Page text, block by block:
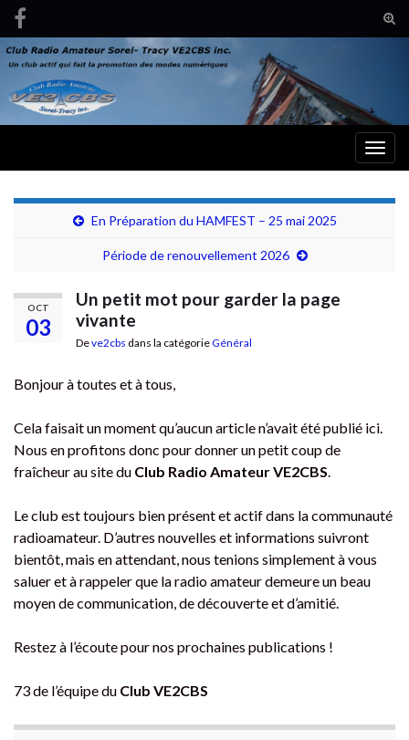
Search for:
En Préparation du HAMFEST – 25 mai 2025
Période de renouvellement 2026
OCT
03
Un petit mot pour garder la page
vivante
Deve2cbs dans la catégorieGénéral
Bonjour à toutes et à tous,
Cela faisait un moment qu’aucun article n’avait été publié ici.
Nous en profitons donc pour donner un petit coup de
fraîcheur au site du Club Radio Amateur VE2CBS
Le club est toujours bien présent et actif dans la communauté
radioamateur. D’autres nouvelles et informations suivront
bientôt, mais en attendant, nous tenions simplement à vous
saluer et à rappeler que la radio amateur demeure un beau
moyen de communication, de découverte et d’amitié.
Restez à l’écoute pour nos prochaines publications !
73 de l’équipe du Club VE2CBS